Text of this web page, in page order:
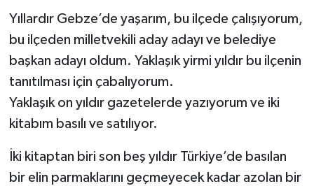
Yıllardır Gebze’de yaşarım, bu ilçede çalışıyorum,
bu ilçeden milletvekili aday adayı ve belediye
başkan adayı oldum. Yaklaşık yirmi yıldır bu ilçenin
tanıtılması için çabalıyorum.
Yaklaşık on yıldır gazetelerde yazıyorum ve iki
kitabım basılı ve satılıyor.
İki kitaptan biri son beş yıldır Türkiye’de basılan
bir elin parmaklarını geçmeyecek kadar azolan bir